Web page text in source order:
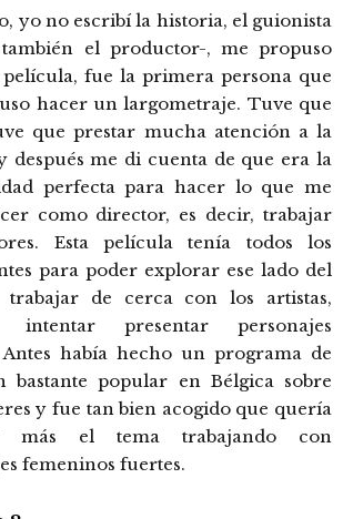
yo no escribí la historia, el guionista
el productor-, me propuso
fue la primera persona que
hacer un largometraje. Tuve que
que prestar mucha atención a la
después me di cuenta de que era la
perfecta para hacer lo que me
como director, es decir, trabajar
Esta película tenía todos los
para poder explorar ese lado del
trabajar de cerca con los artistas,
intentar presentar personajes
Antes había hecho un programa de
bastante popular en Bélgica sobre
y fue tan bien acogido que quería
más el tema trabajando con
femeninos fuertes.